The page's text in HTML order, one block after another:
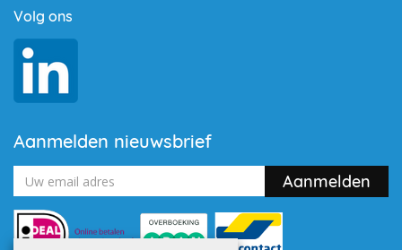
Volg ons
Aanmelden nieuwsbrief